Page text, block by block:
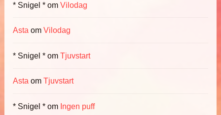
* Snigel * omVilodag
Asta omVilodag
* Snigel * omTjuvstart
Asta omTjuvstart
* Snigel * om Ingen puff